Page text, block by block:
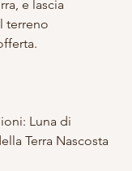
e lascia
terreno
Luna di
Terra Nascosta